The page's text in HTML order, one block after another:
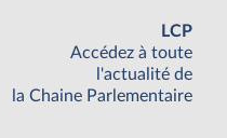
LCP
Accédez à toute
l'actualité de
la Chaine Parlementaire